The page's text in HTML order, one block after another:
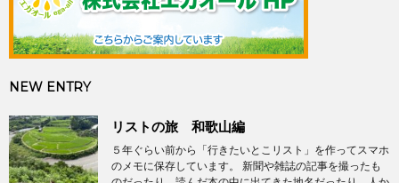
NEW ENTRY
リストの旅 和歌山編
５年ぐらい前から「行きたいとこリスト」を作ってスマホ
のメモに保存しています。 新聞や雑誌の記事を撮ったも